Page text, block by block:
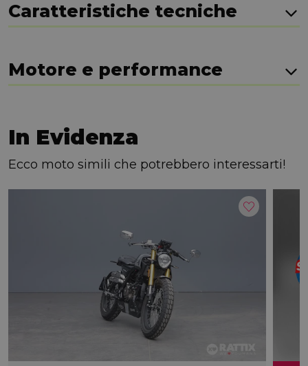
Caratteristiche tecniche
Motore e performance
In Evidenza
Ecco moto simili che potrebbero interessarti!